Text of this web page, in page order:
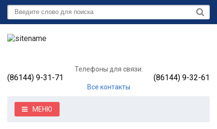
Телефоны для связи:
(86144) 9-31-71 (86144) 9-32-61
Все контакты
МЕНЮ